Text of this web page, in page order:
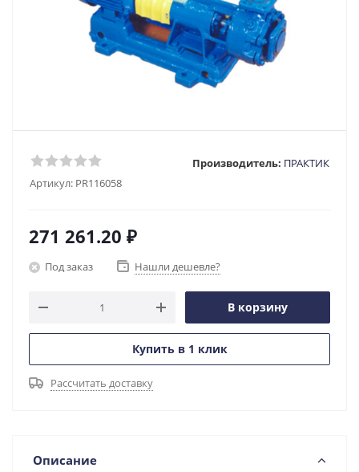
Артикул: PR116058
Производитель: ПРАКТИК
271 261.20 ₽
Под заказ Нашли дешевле?
В корзину
Купить в 1 клик
Рассчитать доставку
Описание